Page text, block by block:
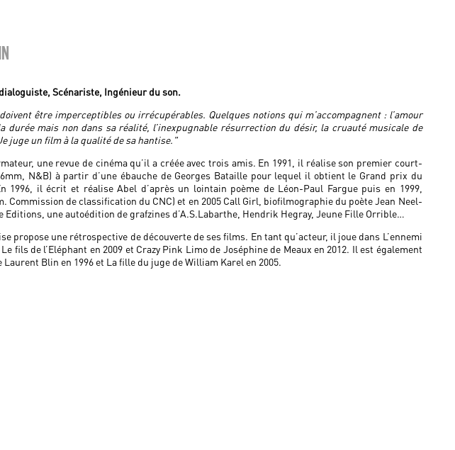
Scénariste, Ingénieur du son.
être imperceptibles ou irrécupérables. Quelques notions qui m’accompagnent : l’amour
durée mais non dans sa réalité, l’inexpugnable résurrection du désir, la cruauté musicale de
juge un film à la qualité de sa hantise."
une revue de cinéma qu’il a créée avec trois amis. En 1991, il réalise son premier court-
N&B) à partir d’une ébauche de Georges Bataille pour lequel il obtient le Grand prix du
1996, il écrit et réalise Abel d’après un lointain poème de Léon-Paul Fargue puis en 1999,
Commission de classification du CNC) et en 2005 Call Girl, biofilmographie du poète Jean Neel-
Editions, une autoédition de grafzines d’A.S.Labarthe, Hendrik Hegray, Jeune Fille Orrible…
propose une rétrospective de découverte de ses films. En tant qu’acteur, il joue dans L’ennemi
fils de l’Eléphant en 2009 et Crazy Pink Limo de Joséphine de Meaux en 2012. Il est également
Blin en 1996 et La fille du juge de William Karel en 2005.